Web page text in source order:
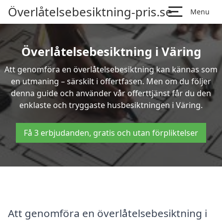
Överlåtelsebesiktning-pris.se Menu
Överlåtelsebesiktning i Väring
Att genomföra en överlåtelsebesiktning kan kännas som
en utmaning – särskilt i offertfasen. Men om du följer
denna guide och använder vår offerttjänst får du den
enklaste och tryggaste husbesiktningen i Väring.
Få 3 erbjudanden, gratis och utan förpliktelser
Att genomföra en överlåtelsebesiktning i